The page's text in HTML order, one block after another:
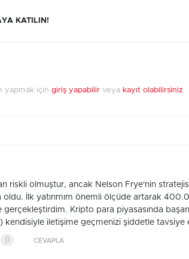
KATILIN!
yapmak için giriş yapabilir veya kayıt olabilirsiniz.
riskli olmuştur, ancak Nelson Frye'nin
oldu. İlk yatırımım önemli ölçüde artarak
gerçekleştirdim. Kripto para piyasasında başarı
kendisiyle iletişime geçmenizi şiddetle tavsiye
0 CEVAPLA